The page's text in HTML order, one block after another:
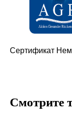
Сертификат
Смотрите
Руководства и
Гарантия